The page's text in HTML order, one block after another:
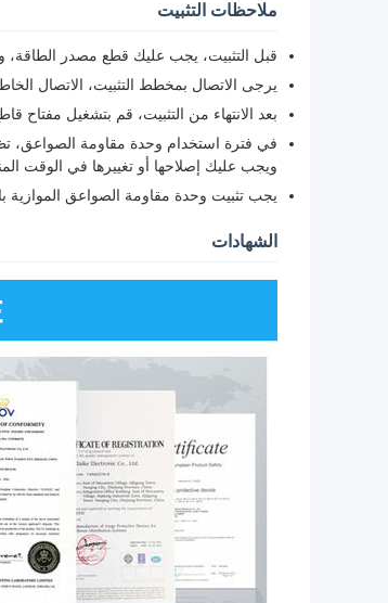
ملاحظات التثبيت
قبل التثبيت، يجب عليك قطع مصدر الطاقة،
يرجى الاتصال بمخطط التثبيت، الاتصال
بعد الانتهاء من التثبيت، قم بتشغيل مفتاح
في فترة استخدام وحدة مقاومة الصواعق،
ويجب عليك إصلاحها أو تغييرها في الوقت
يجب تثبيت وحدة مقاومة الصواعق الموازية
الشهادات